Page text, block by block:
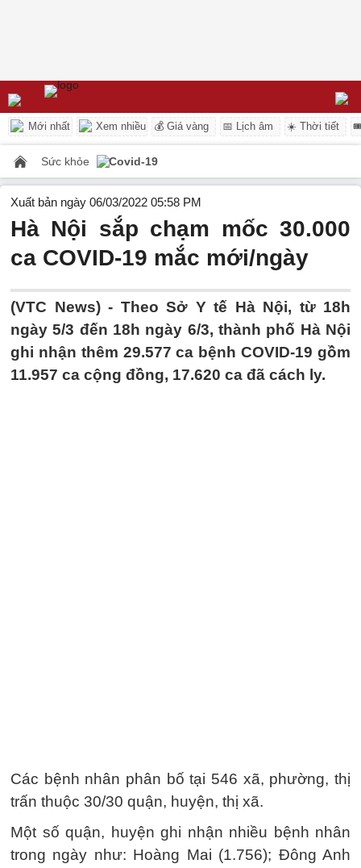
Mới nhất Xem nhiều 💰 Giá vàng 📅 Lịch âm ☀️ Thời tiết
Sức khỏe Covid-19
Xuất bản ngày 06/03/2022 05:58 PM
Hà Nội sắp chạm mốc 30.000
ca COVID-19 mắc mới/ngày
(VTC News) - Theo Sở Y tế Hà Nội, từ 18h
ngày 5/3 đến 18h ngày 6/3, thành phố Hà Nội
ghi nhận thêm 29.577 ca bệnh COVID-19 gồm
11.957 ca cộng đồng, 17.620 ca đã cách ly.
Các bệnh nhân phân bố tại 546 xã, phường, thị
trấn thuộc 30/30 quận, huyện, thị xã.
Một số quận, huyện ghi nhận nhiều bệnh nhân
trong ngày như: Hoàng Mai (1.756); Đông Anh